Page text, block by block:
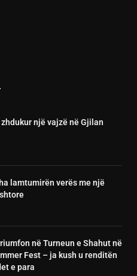
një vajzë në Gjilan
lamtumirën verës me një
në Turneun e Shahut në
Fest – ja kush u renditën
e para